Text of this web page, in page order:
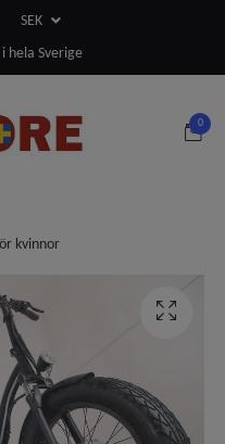
SEK
hela Sverige
0
kvinnor